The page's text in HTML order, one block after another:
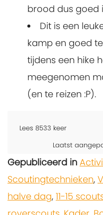
brood dus goed
Dit is een
kamp en goed
tijdens een hike
meegenomen
(en te reizen :P).
Lees 8533 keer
Laatst
Gepubliceerd in
Scoutingtechnieken,
halve dag, 11-15